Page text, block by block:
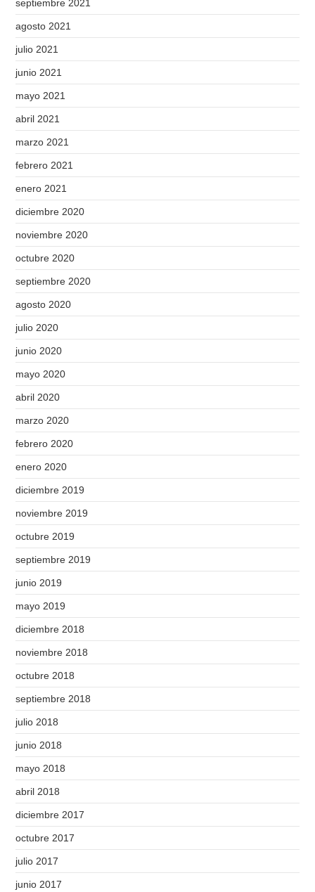
septiembre 2021
agosto 2021
julio 2021
junio 2021
mayo 2021
abril 2021
marzo 2021
febrero 2021
enero 2021
diciembre 2020
noviembre 2020
octubre 2020
septiembre 2020
agosto 2020
julio 2020
junio 2020
mayo 2020
abril 2020
marzo 2020
febrero 2020
enero 2020
diciembre 2019
noviembre 2019
octubre 2019
septiembre 2019
junio 2019
mayo 2019
diciembre 2018
noviembre 2018
octubre 2018
septiembre 2018
julio 2018
junio 2018
mayo 2018
abril 2018
diciembre 2017
octubre 2017
julio 2017
junio 2017